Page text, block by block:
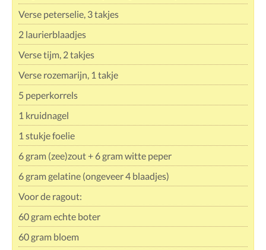
Verse peterselie, 3 takjes
2 laurierblaadjes
Verse tijm, 2 takjes
Verse rozemarijn, 1 takje
5 peperkorrels
1 kruidnagel
1 stukje foelie
6 gram (zee)zout + 6 gram witte peper
6 gram gelatine (ongeveer 4 blaadjes)
Voor de ragout:
60 gram echte boter
60 gram bloem